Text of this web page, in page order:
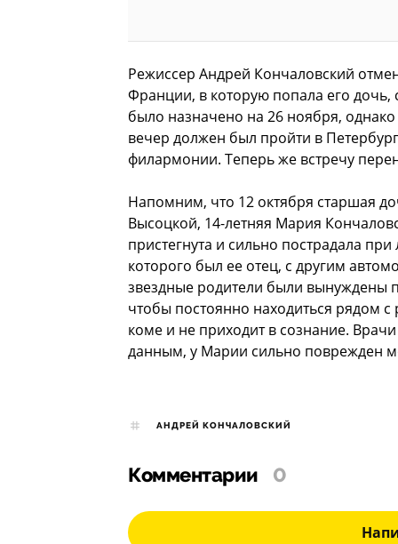
Режиссер Андрей Кончаловский
Франции, в которую попала его
было назначено на 26 ноября,
вечер должен был пройти в
филармонии. Теперь же встречу
Напомним, что 12 октября старшая
Высоцкой, 14-летняя Мария
пристегнута и сильно пострадала
которого был ее отец, с другим
звездные родители были вынуждены
чтобы постоянно находиться рядом
коме и не приходит в сознание.
данным, у Марии сильно поврежден
АНДРЕЙ КОНЧАЛОВСКИЙ
Комментарии 0